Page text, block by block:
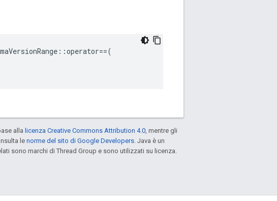
::operator==(
alla licenza Creative Commons Attribution 4.0, mentre gli
le norme del sito di Google Developers. Java è un
sono marchi di Thread Group e sono utilizzati su licenza.